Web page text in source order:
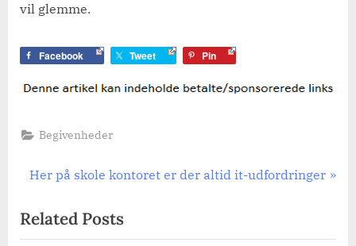
vil glemme.
Facebook Tweet Pin
Begivenheder
Indlægsnavigation
N
x
t
Her på skole kontoret er der altid it-udfordringer
Related Posts